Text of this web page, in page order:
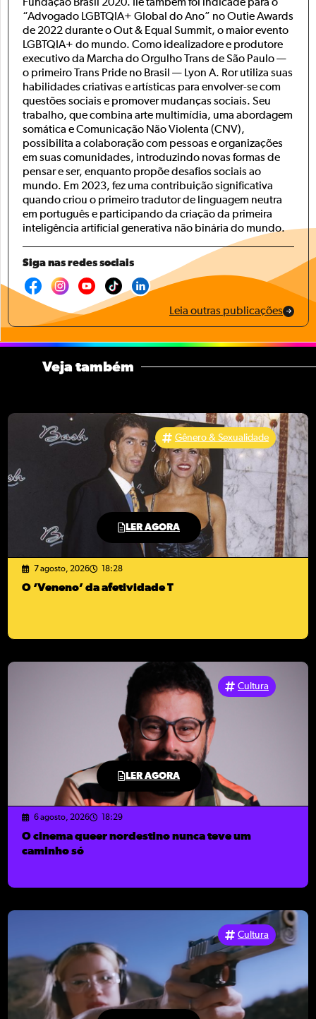
Fundação Brasil 2020. Ile também foi indicade para o
“Advogado LGBTQIA+ Global do Ano” no Outie Awards
de 2022 durante o Out & Equal Summit, o maior evento
LGBTQIA+ do mundo. Como idealizadore e produtore
executivo da Marcha do Orgulho Trans de São Paulo —
o primeiro Trans Pride no Brasil — Lyon A. Ror utiliza suas
habilidades criativas e artísticas para envolver-se com
questões sociais e promover mudanças sociais. Seu
trabalho, que combina arte multimídia, uma abordagem
somática e Comunicação Não Violenta (CNV),
possibilita a colaboração com pessoas e organizações
em suas comunidades, introduzindo novas formas de
pensar e ser, enquanto propõe desafios sociais ao
mundo. Em 2023, fez uma contribuição significativa
quando criou o primeiro tradutor de linguagem neutra
em português e participando da criação da primeira
inteligência artificial generativa não binária do mundo.
Siga nas redes sociais
Leia outras publicações
Veja também
LER AGORA
Gênero & Sexualidade
7 agosto, 2026 18:28
O ‘Veneno’ da afetividade T
LER AGORA
Cultura
6 agosto, 2026 18:29
O cinema queer nordestino nunca teve um
caminho só
Cultura